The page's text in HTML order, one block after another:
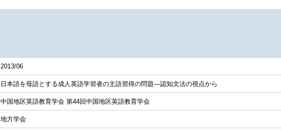
2013/06
日本語を母語とする成人英語学習者の主語習得の問題―認知文法の視点から
中国地区英語教育学会 第44回中国地区英語教育学会
地方学会